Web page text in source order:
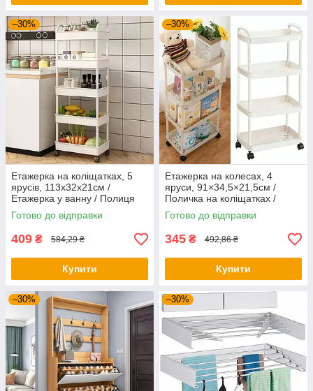
–30%
Етажерка на коліщатках, 5
ярусів, 113х32х21см /
Етажерка у ванну / Полиця
на коліщатках / Стелаж на
коліщатках
Готово до відправки
409 ₴ 584,29 ₴
Купити
–30%
Етажерка на колесах, 4
яруси, 91×34,5×21,5см /
Поличка на коліщатках /
Полочка на колесах / Стелаж
/ Візок
Готово до відправки
345 ₴ 492,86 ₴
Купити
–30% –30%